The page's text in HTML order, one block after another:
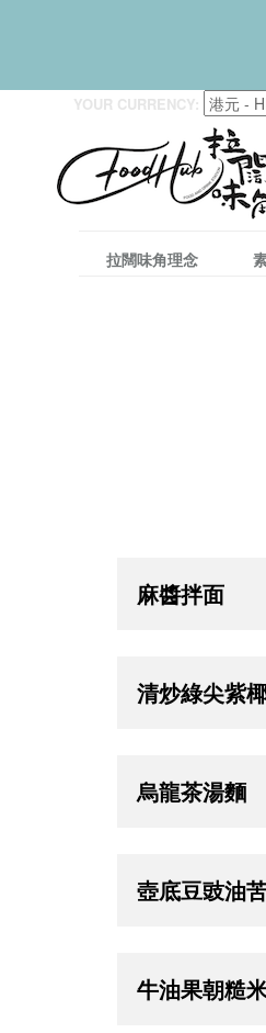
YOUR CURRENCY:
拉闊味角理念
麻醬拌面
清炒綠尖紫
烏龍茶湯麵
壺底豆豉油
牛油果朝糙